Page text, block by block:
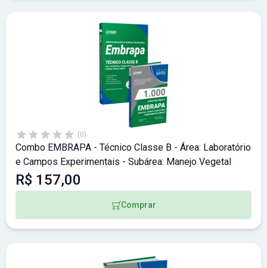
(0)
Combo EMBRAPA - Técnico Classe B - Área: Laboratório
e Campos Experimentais - Subárea: Manejo Vegetal
R$ 157,00
Comprar